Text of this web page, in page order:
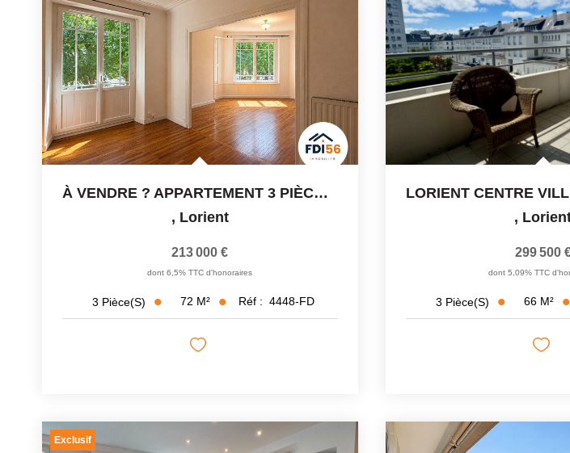
À VENDRE ? APPARTEMENT 3 PIÈCES DE 72 M² ? LORIENT ? CAVE
, Lorient
213 000 €
dont 6,5% TTC d'honoraires
3 Pièce(s) 72 M² Réf : 4448-FD
,
299 500
dont 5,09% TTC
3 Pièce(s) 66 M²
Exclusif